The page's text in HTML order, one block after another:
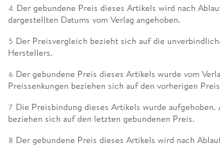
4 Der gebundene Preis dieses Artikels wird nach
dargestellten Datums vom Verlag angehoben.
5 Der Preisvergleich bezieht sich auf die
Herstellers.
6 Der gebundene Preis dieses Artikels wurde vom
Preissenkungen beziehen sich auf den vorherigen
7 Die Preisbindung dieses Artikels wurde aufgehoben.
beziehen sich auf den letzten gebundenen Preis.
8 Der gebundene Preis dieses Artikels wird nach